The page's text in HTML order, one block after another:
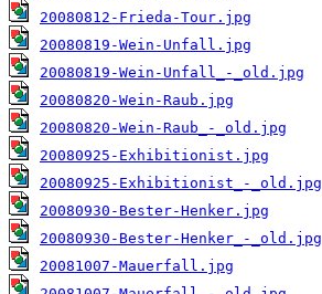
20080812-Frieda-Tour.jpg
20080819-Wein-Unfall.jpg
20080819-Wein-Unfall_-_old.jpg
20080820-Wein-Raub.jpg
20080820-Wein-Raub_-_old.jpg
20080925-Exhibitionist.jpg
20080925-Exhibitionist_-_old.jpg
20080930-Bester-Henker.jpg
20080930-Bester-Henker_-_old.jpg
20081007-Mauerfall.jpg